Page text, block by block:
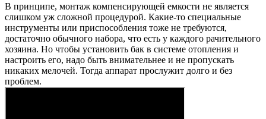
В принципе, монтаж компенсирующей емкости не является
слишком уж сложной процедурой. Какие-то специальные
инструменты или приспособления тоже не требуются,
достаточно обычного набора, что есть у каждого рачительного
хозяина. Но чтобы установить бак в системе отопления и
настроить его, надо быть внимательнее и не пропускать
никаких мелочей. Тогда аппарат прослужит долго и без
проблем.